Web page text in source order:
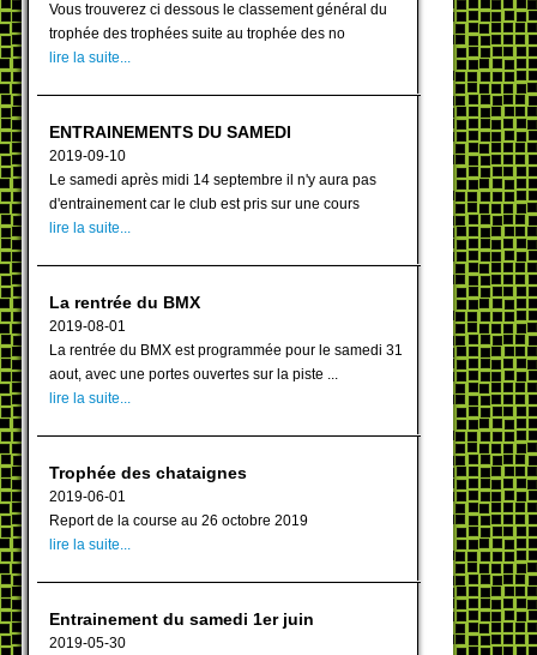
Vous trouverez ci dessous le classement général du
trophée des trophées suite au trophée des no
lire la suite...
ENTRAINEMENTS DU SAMEDI
2019-09-10
Le samedi après midi 14 septembre il n'y aura pas
d'entrainement car le club est pris sur une cours
lire la suite...
La rentrée du BMX
2019-08-01
La rentrée du BMX est programmée pour le samedi 31
aout, avec une portes ouvertes sur la piste ...
lire la suite...
Trophée des chataignes
2019-06-01
Report de la course au 26 octobre 2019
lire la suite...
Entrainement du samedi 1er juin
2019-05-30